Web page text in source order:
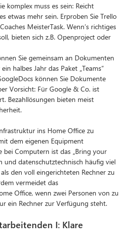
komplex muss es sein: Reicht
etwas mehr sein. Erproben Sie Trello
MeisterTask. Wenn’s richtiges
bieten sich z.B. Openproject oder
Sie gemeinsam an Dokumenten
halbes Jahr das Paket „Teams“
können Sie Dokumente
Vorsicht: Für Google & Co. ist
Bezahllösungen bieten meist
ins Home Office zu
dem eigenen Equipment
bei Computern ist das „Bring your
und datenschutztechnisch häufig viel
den voll eingerichteten Rechner zu
vermeidet das
Office, wenn zwei Personen von zu
ein Rechner zur Verfügung steht.
I: Klare